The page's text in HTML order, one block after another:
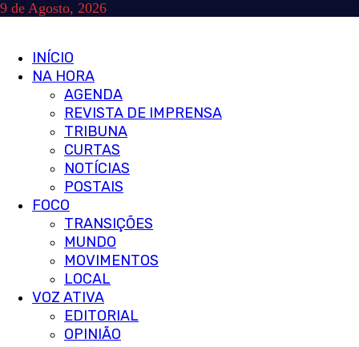
Skip
9 de Agosto, 2026
Primary
Menu
INÍCIO
NA HORA
AGENDA
REVISTA DE IMPRENSA
TRIBUNA
CURTAS
NOTÍCIAS
POSTAIS
FOCO
TRANSIÇÕES
MUNDO
MOVIMENTOS
LOCAL
VOZ ATIVA
EDITORIAL
OPINIÃO